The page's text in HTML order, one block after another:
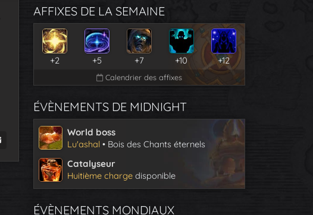
AFFIXES DE LA SEMAINE
+2 +5 +7 +10 +12
Calendrier des affixes
ÉVÈNEMENTS DE MIDNIGHT
World boss
Lu'ashal • Bois des Chants éternels
Catalyseur
Huitième charge disponible
ÉVÈNEMENTS MONDIAUX